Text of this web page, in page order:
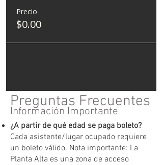
Precio
$0.00
Preguntas Frecuentes
Información Importante
¿A partir de qué edad se paga boleto?
Cada asistente/lugar ocupado requiere
un boleto válido. Nota importante: La
Planta Alta es una zona de acceso